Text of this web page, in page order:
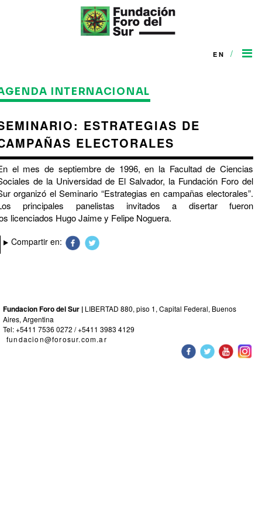
EN /
INTERNACIONAL
ESTRATEGIAS DE
ELECTORALES
el mes de septiembre de 1996, en la Facultad de Ciencias
de la Universidad de El Salvador, la Fundación Foro del
organizó el Seminario “Estrategias en campañas electorales”.
principales panelistas invitados a disertar fueron
licenciados Hugo Jaime y Felipe Noguera.
Compartir en:
Fundacion Foro del Sur | LIBERTAD 880, piso 1, Capital Federal, Buenos
Aires, Argentina
Tel: +5411 7536 0272 / +5411 3983 4129
fundacion@forosur.com.ar